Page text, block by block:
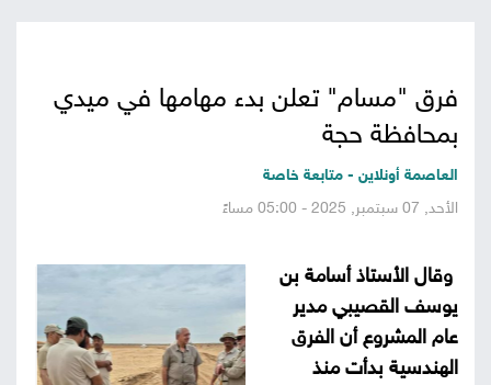
وتحليلات
صور
فرق "مسام" تعلن بدء مهامها في ميدي
بمحافظة حجة
العاصمة أونلاين - متابعة خاصة
الأحد, 07 سبتمبر, 2025 - 05:00 مساءً
وقال الأستاذ أسامة بن
يوسف القصيبي مدير
عام المشروع أن الفرق
الهندسية بدأت منذ